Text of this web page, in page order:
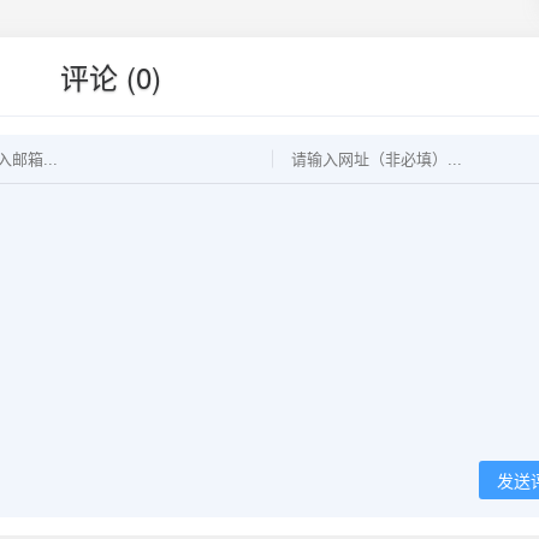
评论 (0)
发送